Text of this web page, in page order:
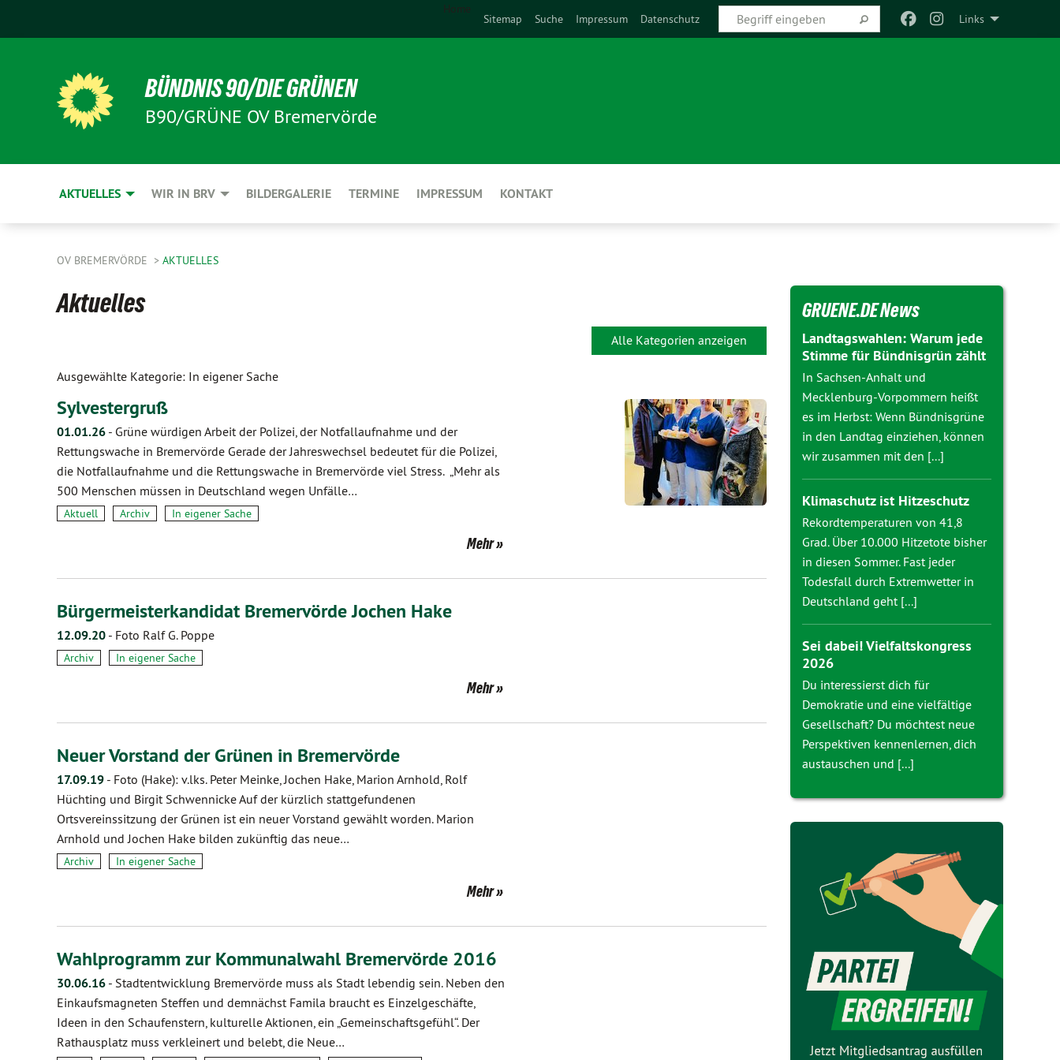
Links
Home
Sitemap Suche Impressum Datenschutz
BÜNDNIS 90/DIE GRÜNEN
B90/GRÜNE OV Bremervörde
AKTUELLES WIR IN BRV BILDERGALERIE TERMINE IMPRESSUM KONTAKT
OV BREMERVÖRDE AKTUELLES
Aktuelles
Alle Kategorien anzeigen
Ausgewählte Kategorie: In eigener Sache
Sylvestergruß
01.01.26 - Grüne würdigen Arbeit der Polizei, der Notfallaufnahme und der
Rettungswache in Bremervörde Gerade der Jahreswechsel bedeutet für die Polizei,
die Notfallaufnahme und die Rettungswache in Bremervörde viel Stress. „Mehr als
500 Menschen müssen in Deutschland wegen Unfälle…
Aktuell Archiv In eigener Sache
Mehr
Bürgermeisterkandidat Bremervörde Jochen Hake
12.09.20 - Foto Ralf G. Poppe
Archiv In eigener Sache
Mehr
Neuer Vorstand der Grünen in Bremervörde
17.09.19 - Foto (Hake): v.lks. Peter Meinke, Jochen Hake, Marion Arnhold, Rolf
Hüchting und Birgit Schwennicke Auf der kürzlich stattgefundenen
Ortsvereinssitzung der Grünen ist ein neuer Vorstand gewählt worden. Marion
Arnhold und Jochen Hake bilden zukünftig das neue…
Archiv In eigener Sache
Mehr
Wahlprogramm zur Kommunalwahl Bremervörde 2016
30.06.16 - Stadtentwicklung Bremervörde muss als Stadt lebendig sein. Neben den
Einkaufsmagneten Steffen und demnächst Famila braucht es Einzelgeschäfte,
Ideen in den Schaufenstern, kulturelle Aktionen, ein „Gemeinschaftsgefühl“. Der
Rathausplatz muss verkleinert und belebt, die Neue…
GRUENE.DE News
Landtagswahlen: Warum jede
Stimme für Bündnisgrün zählt
In Sachsen-Anhalt und
Mecklenburg-Vorpommern heißt
es im Herbst: Wenn Bündnisgrüne
in den Landtag einziehen, können
wir zusammen mit den [...]
Klimaschutz ist Hitzeschutz
Rekordtemperaturen von 41,8
Grad. Über 10.000 Hitzetote bisher
in diesen Sommer. Fast jeder
Todesfall durch Extremwetter in
Deutschland geht [...]
Sei dabei! Vielfaltskongress
2026
Du interessierst dich für
Demokratie und eine vielfältige
Gesellschaft? Du möchtest neue
Perspektiven kennenlernen, dich
austauschen und [...]